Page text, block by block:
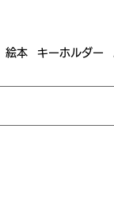
絵本 キーホルダー